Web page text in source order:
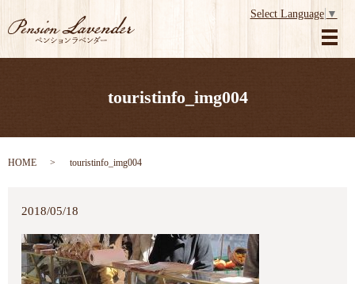
Select Language ▼
メ
touristinfo_img004
HOME touristinfo_img004
2018/05/18